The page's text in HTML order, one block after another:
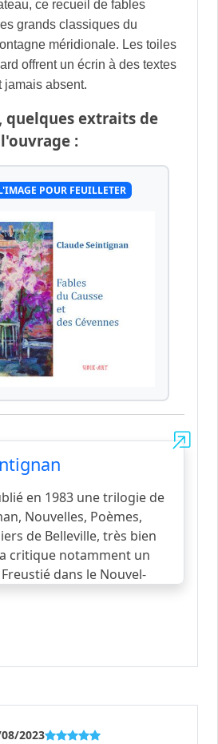
ce recueil de fables
grands classiques du
méridionale. Les toiles
offrent un écrin à des textes
jamais absent.
quelques extraits de
l'ouvrage :
POUR FEUILLETER
en 1983 une trilogie de
Nouvelles, Poèmes,
de Belleville, très bien
critique notamment un
dans le Nouvel-
d’une station
accueillant l’été la
du tourisme.voir la
2023